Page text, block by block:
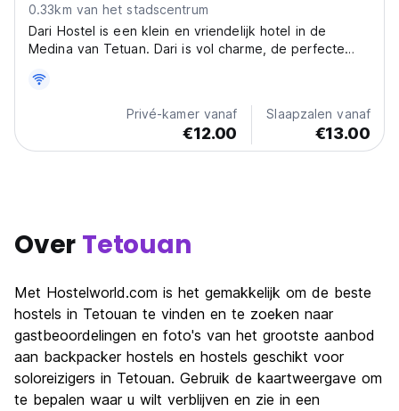
0.33km van het stadscentrum
Dari Hostel is een klein en vriendelijk hotel in de
Medina van Tetuan. Dari is vol charme, de perfecte
Privé-kamer vanaf
€12.00
Slaapzalen vanaf
€13.00
Over Tetouan
Met Hostelworld.com is het gemakkelijk om de beste
hostels in Tetouan te vinden en te zoeken naar
gastbeoordelingen en foto's van het grootste aanbod
aan backpacker hostels en hostels geschikt voor
soloreizigers in Tetouan. Gebruik de kaartweergave om
te bepalen waar u wilt verblijven en zie in een